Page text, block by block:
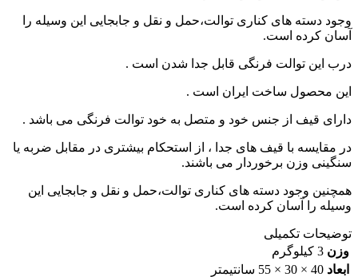
وجود دسته های کناری توالت،حمل و نقل و جابجایی این وسیله را
آسان کرده است.
درب این توالت فرنگی قابل جدا شدن است .
این محصول ساخت ایران است .
دارای قیف از جنس خود و متصل به خود توالت فرنگی می باشد .
در مقایسه با قیف های جدا ، از استحکام بیشتری در مقابل ضربه یا
سنگینی وزن برخوردار می باشند.
همچنین وجود دسته های کناری توالت،حمل و نقل و جابجایی این
وسیله را آسان کرده است.
توضیحات تکمیلی
وزن 3 کیلوگرم
ابعاد 40 × 30 × 55 سانتیمتر